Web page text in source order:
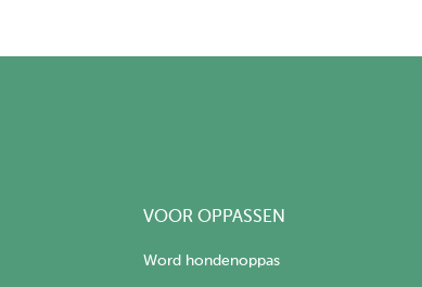
VOOR OPPASSEN
Word hondenoppas